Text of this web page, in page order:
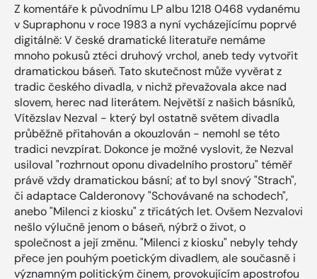
Z komentáře k původnímu LP albu 1218 0468 vydanému
v Supraphonu v roce 1983 a nyní vycházejícímu poprvé
digitálně: V české dramatické literatuře nemáme
mnoho pokusů ztéci druhový vrchol, aneb tedy vytvořit
dramatickou báseň. Tato skutečnost může vyvěrat z
tradic českého divadla, v nichž převažovala akce nad
slovem, herec nad literátem. Největší z našich básníků,
Vítězslav Nezval - který byl ostatně světem divadla
průběžně přitahován a okouzlován - nemohl se této
tradici nevzpírat. Dokonce je možné vyslovit, že Nezval
usiloval "rozhrnout oponu divadelního prostoru" téměř
právě vždy dramatickou básní; ať to byl snový "Strach",
či adaptace Calderonovy "Schovávané na schodech",
anebo "Milenci z kiosku" z třicátých let. Ovšem Nezvalovi
nešlo výlučně jenom o báseň, nýbrž o život, o
společnost a její změnu. "Milenci z kiosku" nebyly tehdy
přece jen pouhým poetickým divadlem, ale současně i
významným politickým činem, provokujícím apostrofou